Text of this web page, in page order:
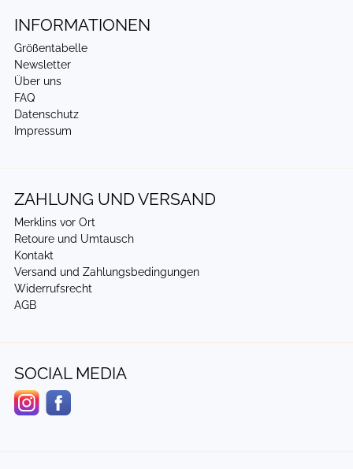
INFORMATIONEN
Größentabelle
Newsletter
Über uns
FAQ
Datenschutz
Impressum
ZAHLUNG UND VERSAND
Merklins vor Ort
Retoure und Umtausch
Kontakt
Versand und Zahlungsbedingungen
Widerrufsrecht
AGB
SOCIAL MEDIA